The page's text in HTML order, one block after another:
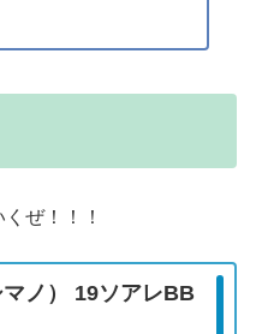
ぜ！！！
ノ） 19ソアレBB